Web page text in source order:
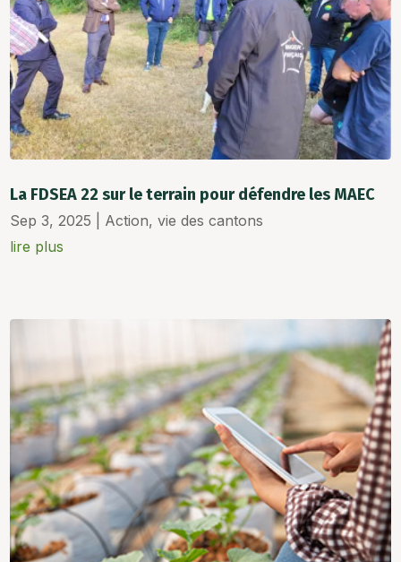
La FDSEA 22 sur le terrain pour défendre les MAEC
Sep 3, 2025 Action,vie des cantons
lire plus